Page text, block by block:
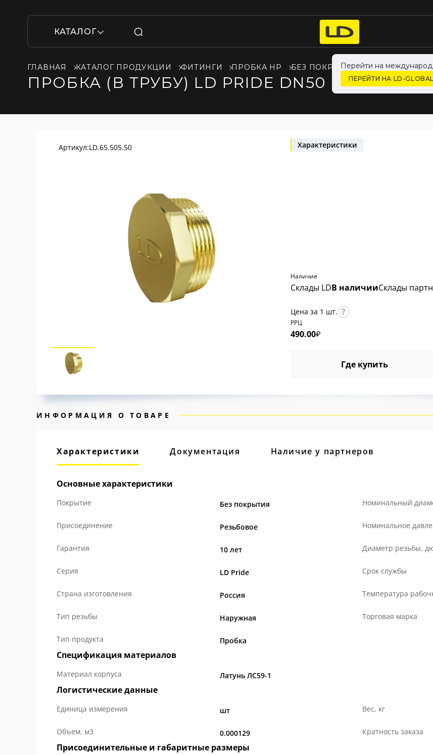
КАТАЛОГ
Перейти на
ПЕРЕЙТИ НА LD-
ГЛАВНАЯ КАТАЛОГ ПРОДУКЦИИ ФИТИНГИ ПРОБКА НР БЕЗ ПОКРЫТИЯ
ПРОБКА (В ТРУБУ) LD PRIDE DN50 (2") НР
Артикул:LD.65.505.50 Характеристики
Наличие
Склады LDВ наличииСклады
Цена за 1 шт.
РРЦ
490.00₽
Где купить
ИНФОРМАЦИЯ О ТОВАРЕ
Характеристики Документация Наличие у партнеров
Основные характеристики
Покрытие Без покрытия Номинальный
Присоединение Резьбовое Номинальное
Гарантия 10 лет Диаметр резьбы,
Серия LD Pride Срок службы
Страна изготовления Россия Температура
Тип резьбы Наружная Торговая марка
Тип продукта Пробка
Спецификация материалов
Материал корпуса Латунь ЛС59-1
Логистические данные
Единица измерения шт Вес, кг
Объем, м3 0.000129 Кратность заказа
Присоединительные и габаритные размеры